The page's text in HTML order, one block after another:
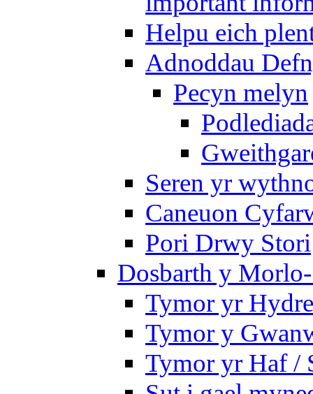
Helpu eich
Adnoddau
Pecyn melyn
Seren yr
Caneuon
Pori Drwy Stori
Dosbarth y
Tymor yr
Tymor y
Tymor yr Haf /